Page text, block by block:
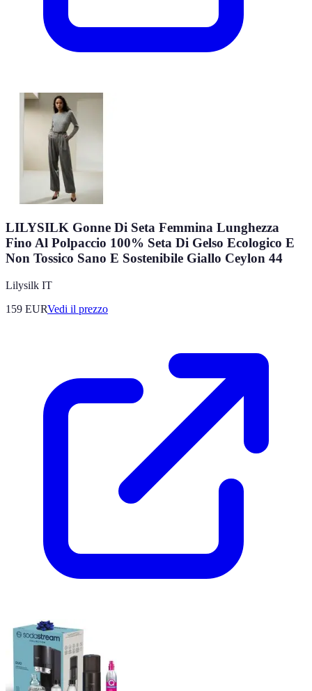
LILYSILK Gonne Di Seta Femmina Lunghezza
Fino Al Polpaccio 100% Seta Di Gelso Ecologico E
Non Tossico Sano E Sostenibile Giallo Ceylon 44
Lilysilk IT
159 EURVedi il prezzo